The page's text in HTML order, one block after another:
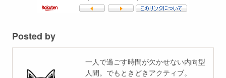
Posted by
一人で過ごす時間が欠かせない内向型
人間。でもときどきアクティブ。